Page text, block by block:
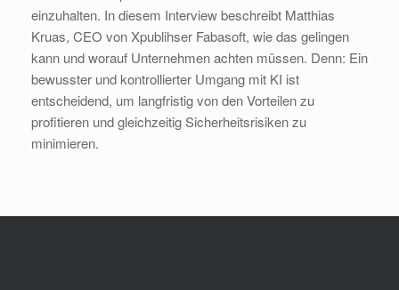
einzuhalten. In diesem Interview beschreibt Matthias
Kruas, CEO von Xpublihser Fabasoft, wie das gelingen
kann und worauf Unternehmen achten müssen. Denn: Ein
bewusster und kontrollierter Umgang mit KI ist
entscheidend, um langfristig von den Vorteilen zu
profitieren und gleichzeitig Sicherheitsrisiken zu
minimieren.